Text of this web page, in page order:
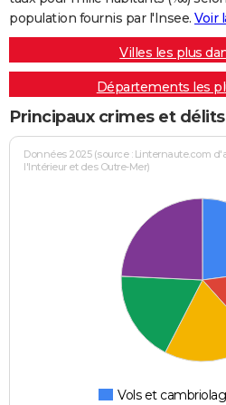
population fournis par l'Insee. Voir
Villes les plus
Départements les
Principaux crimes et
Données 2025 (source : Linternaute.com
l'Intérieur et des Outre-Mer)
Vols et